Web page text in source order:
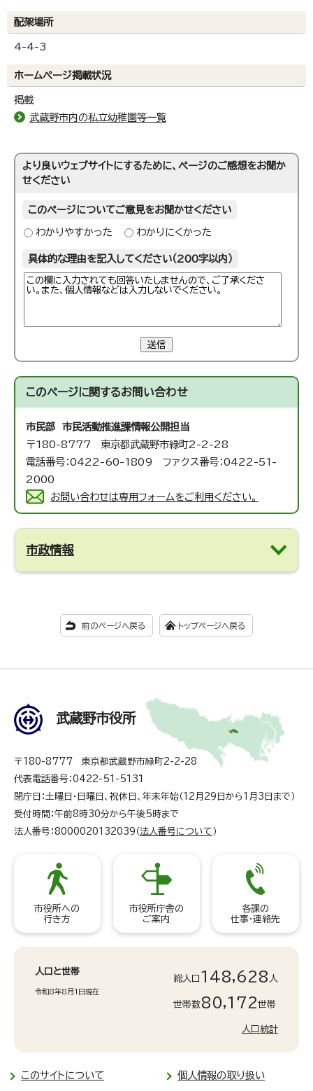
配架場所
4-4-3
ホームページ掲載状況
掲載
武蔵野市内の私立幼稚園等一覧
より良いウェブサイトにするために、ページのご感想をお聞か
せください
このページについてご意見をお聞かせください
わかりやすかった わかりにくかった
具体的な理由を記入してください（200字以内）
送信
このページに関するお問い合わせ
市民部 市民活動推進課情報公開担当
〒180-8777 東京都武蔵野市緑町2-2-28
電話番号：0422-60-1809 ファクス番号：0422-51-
2000
お問い合わせは専用フォームをご利用ください。
市政情報
前のページへ戻る トップページへ戻る
武蔵野市役所
〒180-8777 東京都武蔵野市緑町2-2-28
代表電話番号：0422-51-5131
閉庁日：土曜日・日曜日、祝休日、年末年始（12月29日から1月3日まで）
受付時間：午前8時30分から午後5時まで
法人番号：8000020132039（ 法人番号について ）
市役所への
行き方
市役所庁舎の
ご案内
各課の
仕事・連絡先
人口と世帯
令和8年8月1日現在
総人口 148,628 人
世帯数80,172世帯
人口統計
このサイトについて 個人情報の取り扱い